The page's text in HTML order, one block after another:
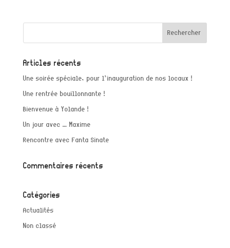
Articles récents
Une soirée spéciale, pour l’inauguration de nos locaux !
Une rentrée bouillonnante !
Bienvenue à Yolande !
Un jour avec … Maxime
Rencontre avec Fanta Sinate
Commentaires récents
Catégories
Actualités
Non classé